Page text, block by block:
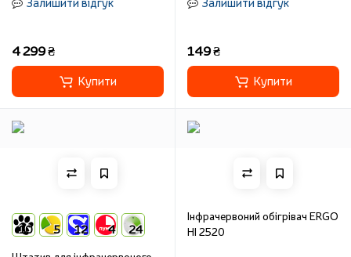
4 299 ₴
Купити
149 ₴
Купити
10 5 12 4 24
Інфрачервоний обігрівач ERGO
HI 2520